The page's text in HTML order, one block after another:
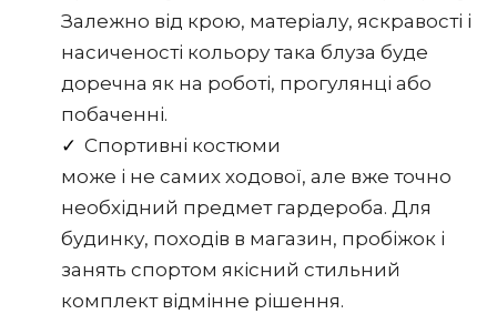
Залежно від крою, матеріалу, яскравості і
насиченості кольору така блуза буде
доречна як на роботі, прогулянці або
побаченні.
Спортивні костюми
може і не самих ходової, але вже точно
необхідний предмет гардероба. Для
будинку, походів в магазин, пробіжок і
занять спортом якісний стильний
комплект відмінне рішення.